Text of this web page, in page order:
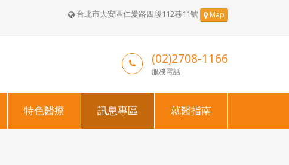
台北市大安區仁愛路四段112巷11號 Map
(02)2708-1166
服務電話
特色醫療 訊息專區 就醫指南